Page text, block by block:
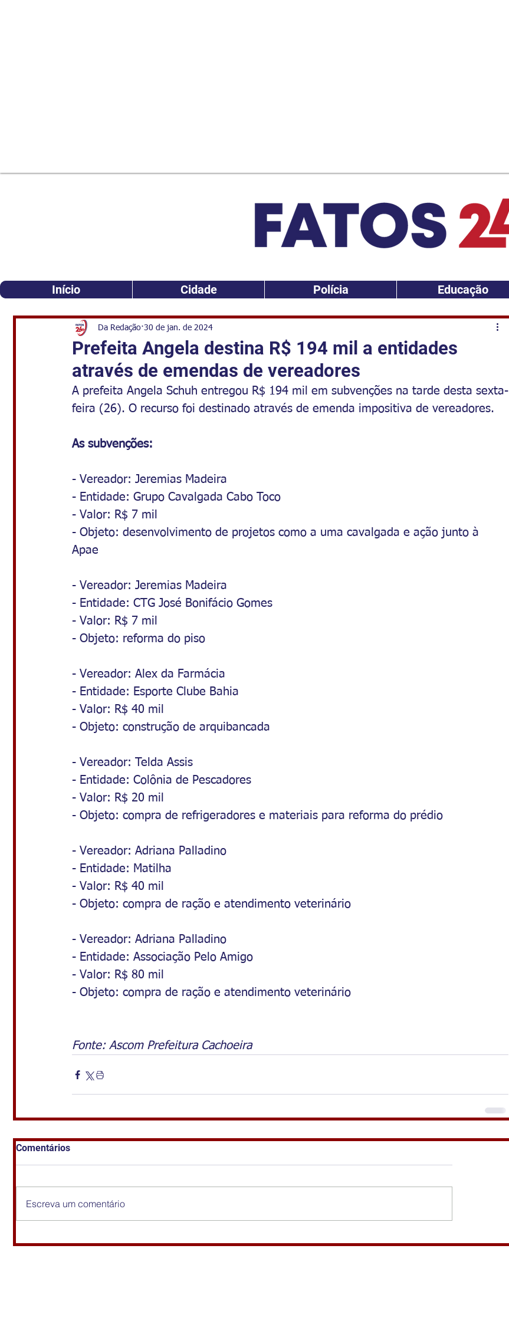
Início Cidade Polícia Educação
Prefeita Angela destina R$ 194 mil a entidades
através de emendas de vereadores
Da Redação 30 de jan. de 2024
A prefeita Angela Schuh entregou R$ 194 mil em subvenções na tarde desta sexta-
feira (26). O recurso foi destinado através de emenda impositiva de vereadores.
As subvenções:
- Vereador: Jeremias Madeira
- Entidade: Grupo Cavalgada Cabo Toco
- Valor: R$ 7 mil
- Objeto: desenvolvimento de projetos como a uma cavalgada e ação junto à
Apae
- Vereador: Jeremias Madeira
- Entidade: CTG José Bonifácio Gomes
- Valor: R$ 7 mil
- Objeto: reforma do piso
- Vereador: Alex da Farmácia
- Entidade: Esporte Clube Bahia
- Valor: R$ 40 mil
- Objeto: construção de arquibancada
- Vereador: Telda Assis
- Entidade: Colônia de Pescadores
- Valor: R$ 20 mil
- Objeto: compra de refrigeradores e materiais para reforma do prédio
- Vereador: Adriana Palladino
- Entidade: Matilha
- Valor: R$ 40 mil
- Objeto: compra de ração e atendimento veterinário
- Vereador: Adriana Palladino
- Entidade: Associação Pelo Amigo
- Valor: R$ 80 mil
- Objeto: compra de ração e atendimento veterinário
Fonte: Ascom Prefeitura Cachoeira
Comentários
Escreva um comentário